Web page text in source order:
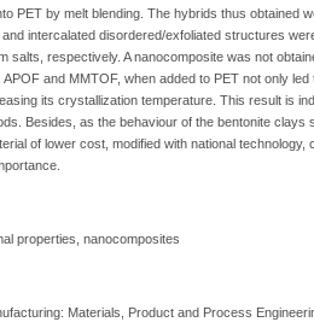
PET by melt blending. The hybrids thus obtained
intercalated disordered/exfoliated structures
salts, respectively. A nanocomposite was not
and MMTOF, when added to PET not only
its crystallization temperature. This result is
Besides, as the behaviour of the bentonite
of lower cost, modified with national
properties, nanocomposites
Materials, Product and Process